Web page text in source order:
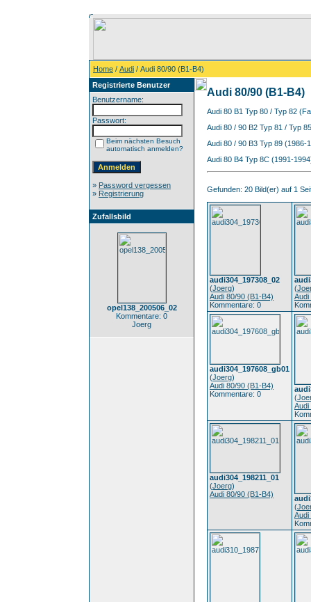
Home / Audi / Audi 80/90 (B1-B4)
Registrierte Benutzer
Benutzername:
Passwort:
Beim nächsten Besuch
automatisch anmelden?
» Password vergessen
» Registrierung
Zufallsbild
opel138_200506_02
Kommentare: 0
Joerg
Audi 80/90 (B1-B4)
Audi 80 B1 Typ 80 / Typ 82
Audi 80 / 90 B2 Typ 81 / Typ
Audi 80 / 90 B3 Typ 89 (1986-
Audi 80 B4 Typ 8C (1991-
Gefunden: 20 Bild(er) auf 1
audi304_197308_02
(Joerg)
Audi 80/90 (B1-B4)
Kommentare: 0
(
Audi
audi304_197608_gb01
(Joerg)
Audi 80/90 (B1-B4)
Kommentare: 0
(
Audi
audi304_198211_01
(Joerg)
Audi 80/90 (B1-B4)
(
Audi